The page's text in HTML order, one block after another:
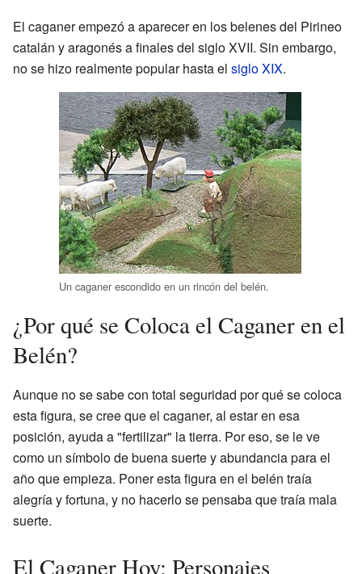
El caganer empezó a aparecer en los belenes del Pirineo
catalán y aragonés a finales del siglo XVII. Sin embargo,
no se hizo realmente popular hasta el siglo XIX.
Un caganer escondido en un rincón del belén.
¿Por qué se Coloca el Caganer en el
Belén?
Aunque no se sabe con total seguridad por qué se coloca
esta figura, se cree que el caganer, al estar en esa
posición, ayuda a "fertilizar" la tierra. Por eso, se le ve
como un símbolo de buena suerte y abundancia para el
año que empieza. Poner esta figura en el belén traía
alegría y fortuna, y no hacerlo se pensaba que traía mala
suerte.
El Caganer Hoy: Personajes